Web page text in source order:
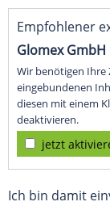
Empfohlener
Glomex GmbH
Wir benötigen Ihre
eingebundenen
diesen mit einem
deaktivieren.
jetzt
Ich bin damit